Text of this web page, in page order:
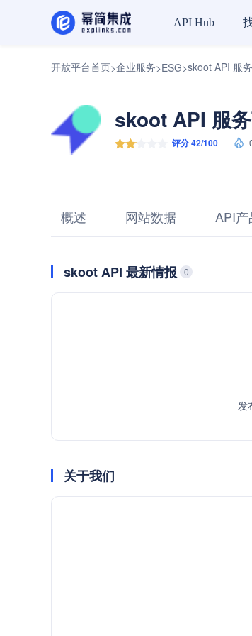
API Hub
开放平台首页>企业服务>ESG>skoot API 服
skoot API 服
评分 42/100
概述 网站数据 API产
skoot API 最新情报 0
发
关于我们